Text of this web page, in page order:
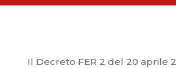
Il Decreto FER 2 del 20 aprile